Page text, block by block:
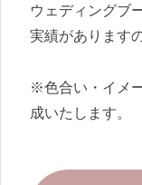
ウェディングブ
実績があります
※色合い・イメ
成いたします。